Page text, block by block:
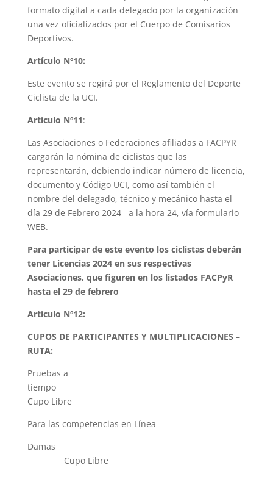
formato digital a cada delegado por la organización
una vez oficializados por el Cuerpo de Comisarios
Deportivos.
Artículo Nº10:
Este evento se regirá por el Reglamento del Deporte
Ciclista de la UCI.
Artículo Nº11:
Las Asociaciones o Federaciones afiliadas a FACPYR
cargarán la nómina de ciclistas que las
representarán, debiendo indicar número de licencia,
documento y Código UCI, como así también el
nombre del delegado, técnico y mecánico hasta el
día 29 de Febrero 2024 a la hora 24, vía formulario
WEB.
Para participar de este evento los ciclistas deberán
tener Licencias 2024 en sus respectivas
Asociaciones, que figuren en los listados FACPyR
hasta el 29 de febrero
Artículo Nº12:
CUPOS DE PARTICIPANTES Y MULTIPLICACIONES –
RUTA:
Pruebas a
tiempo
Cupo Libre
Para las competencias en Línea
Damas
Cupo Libre